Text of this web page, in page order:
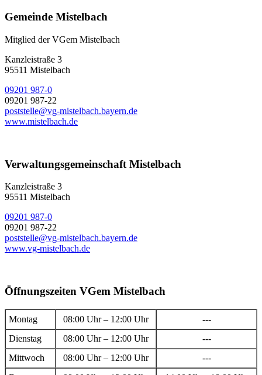
Gemeinde Mistelbach
Mitglied der VGem Mistelbach
Kanzleistraße 3
95511 Mistelbach
09201 987-0
09201 987-22
poststelle@vg-mistelbach.bayern.de
www.mistelbach.de
Verwaltungsgemeinschaft Mistelbach
Kanzleistraße 3
95511 Mistelbach
09201 987-0
09201 987-22
poststelle@vg-mistelbach.bayern.de
www.vg-mistelbach.de
Öffnungszeiten VGem Mistelbach
Montag 08:00 Uhr – 12:00 Uhr
---
Dienstag
08:00 Uhr – 12:00 Uhr
---
Mittwoch
08:00 Uhr – 12:00 Uhr
---